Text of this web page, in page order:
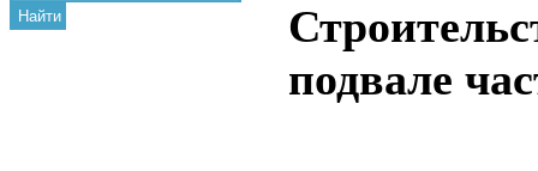
Найти
подвале